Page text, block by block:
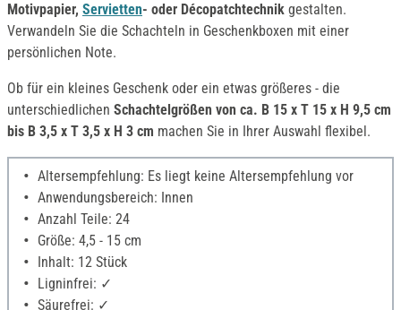
Motivpapier, Servietten- oder Décopatchtechnik gestalten.
Verwandeln Sie die Schachteln in Geschenkboxen mit einer
persönlichen Note.
Ob für ein kleines Geschenk oder ein etwas größeres - die
unterschiedlichen Schachtelgrößen von ca. B 15 x T 15 x H 9,5 cm
bis B 3,5 x T 3,5 x H 3 cm machen Sie in Ihrer Auswahl flexibel.
Altersempfehlung: Es liegt keine Altersempfehlung vor
Anwendungsbereich: Innen
Anzahl Teile: 24
Größe: 4,5 - 15 cm
Inhalt: 12 Stück
Ligninfrei: ✓
Säurefrei: ✓